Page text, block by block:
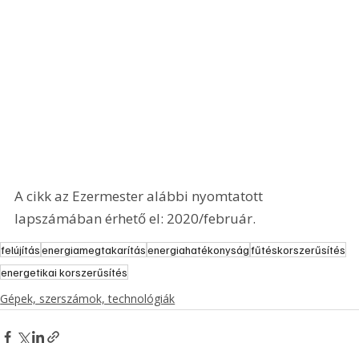
A cikk az Ezermester alábbi nyomtatott
lapszámában érhető el: 2020/február.
felújításenergiamegtakarításenergiahatékonyságfűtéskorszerűsítés
energetikai korszerűsítés
Gépek, szerszámok, technológiák